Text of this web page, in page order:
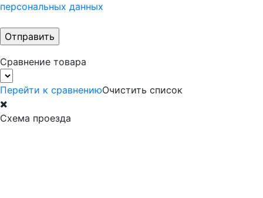
персональных данных
Сравнение товара
Перейти к сравнениюОчистить список
Схема проезда